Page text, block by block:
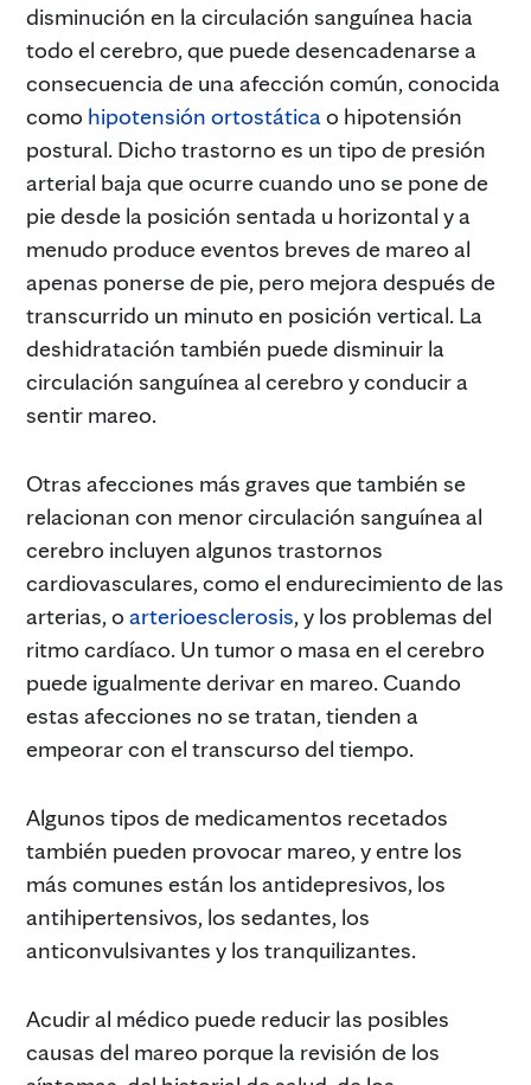
disminución en la circulación sanguínea hacia
todo el cerebro, que puede desencadenarse a
consecuencia de una afección común, conocida
como hipotensión ortostática o hipotensión
postural. Dicho trastorno es un tipo de presión
arterial baja que ocurre cuando uno se pone de
pie desde la posición sentada u horizontal y a
menudo produce eventos breves de mareo al
apenas ponerse de pie, pero mejora después de
transcurrido un minuto en posición vertical. La
deshidratación también puede disminuir la
circulación sanguínea al cerebro y conducir a
sentir mareo.
Otras afecciones más graves que también se
relacionan con menor circulación sanguínea al
cerebro incluyen algunos trastornos
cardiovasculares, como el endurecimiento de las
arterias, o arterioesclerosis, y los problemas del
ritmo cardíaco. Un tumor o masa en el cerebro
puede igualmente derivar en mareo. Cuando
estas afecciones no se tratan, tienden a
empeorar con el transcurso del tiempo.
Algunos tipos de medicamentos recetados
también pueden provocar mareo, y entre los
más comunes están los antidepresivos, los
antihipertensivos, los sedantes, los
anticonvulsivantes y los tranquilizantes.
Acudir al médico puede reducir las posibles
causas del mareo porque la revisión de los